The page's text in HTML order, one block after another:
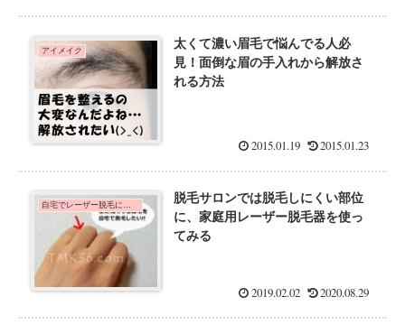
アイメイク
太くて濃い眉毛で悩んでる人必
見！面倒な眉の手入れから解放さ
れる方法
2015.01.19 2015.01.23
脱毛サロンでは脱毛しにくい部位
に、家庭用レーザー脱毛器を使っ
てみる
2019.02.02 2020.08.29